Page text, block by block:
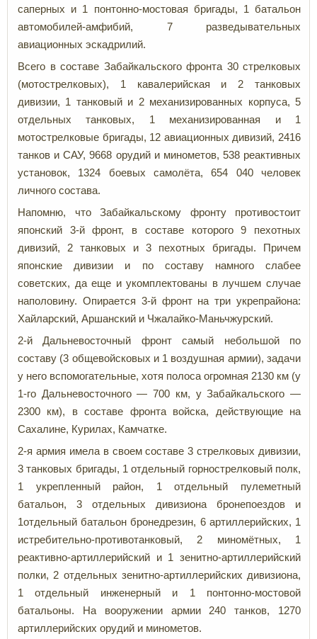
саперных и 1 понтонно-мостовая бригады, 1 батальон
автомобилей-амфибий, 7 разведывательных
авиационных эскадрилий.
Всего в составе Забайкальского фронта 30 стрелковых
(мотострелковых), 1 кавалерийская и 2 танковых
дивизии, 1 танковый и 2 механизированных корпуса, 5
отдельных танковых, 1 механизированная и 1
мотострелковые бригады, 12 авиационных дивизий, 2416
танков и САУ, 9668 орудий и минометов, 538 реактивных
установок, 1324 боевых самолёта, 654 040 человек
личного состава.
Напомню, что Забайкальскому фронту противостоит
японский 3-й фронт, в составе которого 9 пехотных
дивизий, 2 танковых и 3 пехотных бригады. Причем
японские дивизии и по составу намного слабее
советских, да еще и укомплектованы в лучшем случае
наполовину. Опирается 3-й фронт на три укрепрайона:
Хайларский, Аршанский и Чжалайко-Маньчжурский.
2-й Дальневосточный фронт самый небольшой по
составу (3 общевойсковых и 1 воздушная армии), задачи
у него вспомогательные, хотя полоса огромная 2130 км (у
1-го Дальневосточного — 700 км, у Забайкальского —
2300 км), в составе фронта войска, действующие на
Сахалине, Курилах, Камчатке.
2-я армия имела в своем составе 3 стрелковых дивизии,
3 танковых бригады, 1 отдельный горнострелковый полк,
1 укрепленный район, 1 отдельный пулеметный
батальон, 3 отдельных дивизиона бронепоездов и
1отдельный батальон бронедрезин, 6 артиллерийских, 1
истребительно-противотанковый, 2 миномётных, 1
реактивно-артиллерийский и 1 зенитно-артиллерийский
полки, 2 отдельных зенитно-артиллерийских дивизиона,
1 отдельный инженерный и 1 понтонно-мостовой
батальоны. На вооружении армии 240 танков, 1270
артиллерийских орудий и минометов.